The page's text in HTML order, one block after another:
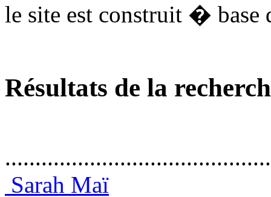
le site est construit � base
Résultats de la
Sarah Maï